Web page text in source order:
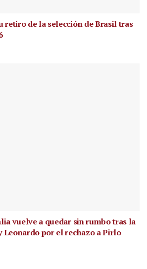
retiro de la selección de Brasil tras
vuelve a quedar sin rumbo tras la
Leonardo por el rechazo a Pirlo